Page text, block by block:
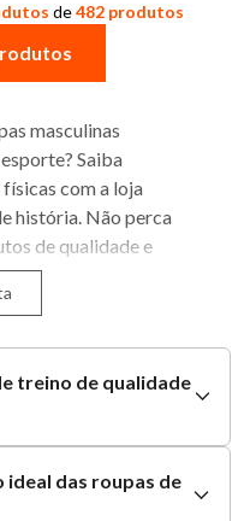
de482 produtos
masculinas
Saiba
com a loja
história. Não perca
de qualidade e
do mercado
encontra na loja
Masculino:
a sua prática
treino de qualidade
ideal das roupas de